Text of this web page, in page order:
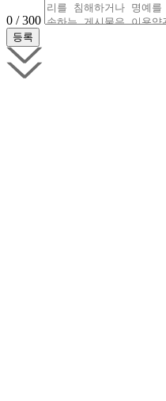
0 / 300